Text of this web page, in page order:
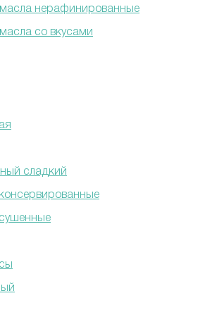
нерафинированные
со вкусами
сладкий